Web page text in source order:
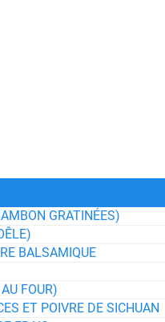
GRATINÉES)
BALSAMIQUE
FOUR)
ET POIVRE DE SICHUAN